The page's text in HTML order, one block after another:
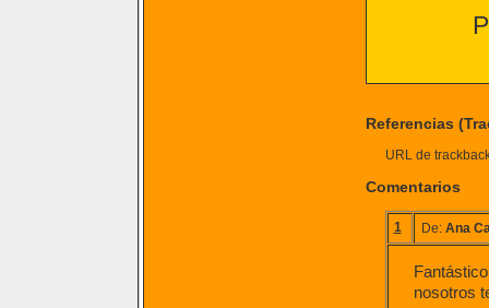
Referencias
URL de
Comentarios
1 De: Ana
nosotros